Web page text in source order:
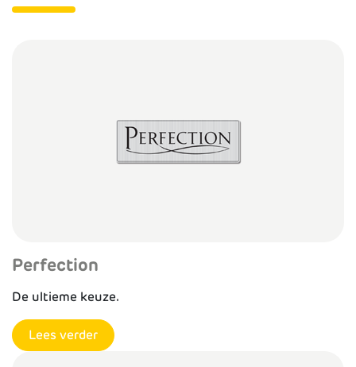
Perfection
De ultieme keuze.
Lees verder